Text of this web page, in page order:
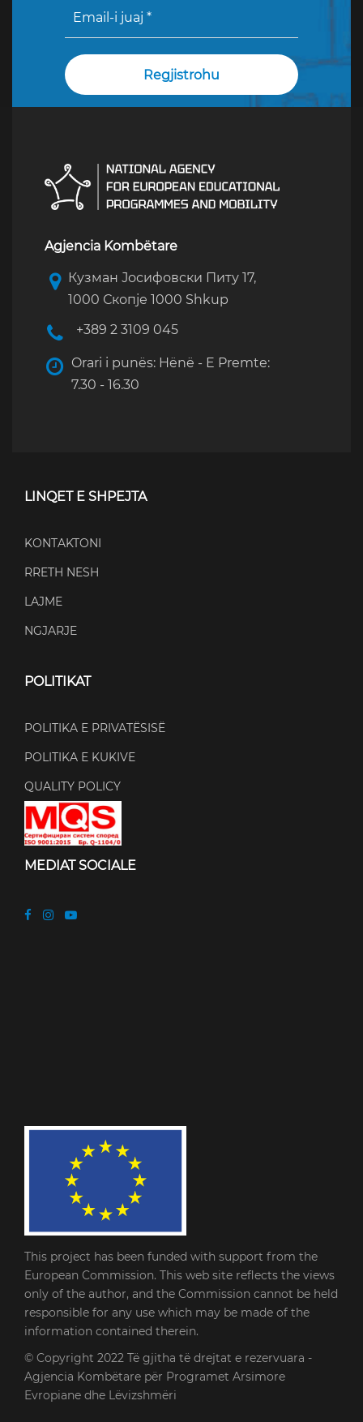
Agjencia Kombëtare
Кузман Јосифовски Питу 17,
1000 Скопје 1000 Shkup
+389 2 3109 045
Orari i punës: Hënë - E Premte:
7.30 - 16.30
LINQET E SHPEJTA
KONTAKTONI
RRETH NESH
LAJME
NGJARJE
POLITIKAT
POLITIKA E PRIVATËSISË
POLITIKA E KUKIVE
QUALITY POLICY
MEDIAT SOCIALE
This project has been funded with support from the
European Commission. This web site reflects the views
only of the author, and the Commission cannot be held
responsible for any use which may be made of the
information contained therein.
© Copyright 2022 Të gjitha të drejtat e rezervuara -
Agjencia Kombëtare për Programet Arsimore
Evropiane dhe Lëvizshmëri